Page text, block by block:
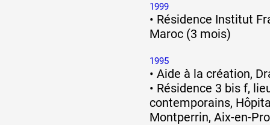
1999
• Résidence Institut
Maroc (3 mois)
1995
• Aide à la création,
• Résidence 3 bis f,
contemporains,
Montperrin, Aix-en-